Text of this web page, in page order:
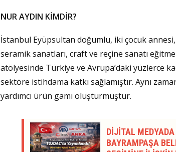
NUR AYDIN KİMDİR?
İstanbul Eyüpsultan doğumlu, iki çocuk
seramik sanatları, craft ve reçine sanatı
atölyesinde Türkiye ve Avrupa’daki yüzlerce
sektöre istihdama katkı sağlamıştır. Aynı
yardımcı ürün gamı oluşturmuştur.
DİJİTAL
BAYRAMPAŞA